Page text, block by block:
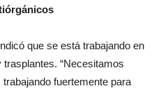
que se está trabajando en
“Necesitamos
fuertemente para